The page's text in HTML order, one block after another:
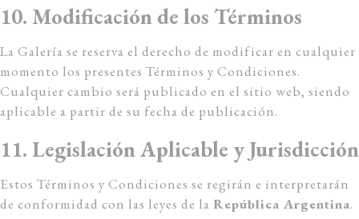
10. Modificación de los Términos
La Galería se reserva el derecho de modificar en cualquier
momento los presentes Términos y Condiciones.
Cualquier cambio será publicado en el sitio web, siendo
aplicable a partir de su fecha de publicación.
11. Legislación Aplicable y Jurisdicción
Estos Términos y Condiciones se regirán e interpretarán
de conformidad con las leyes de la República Argentina.